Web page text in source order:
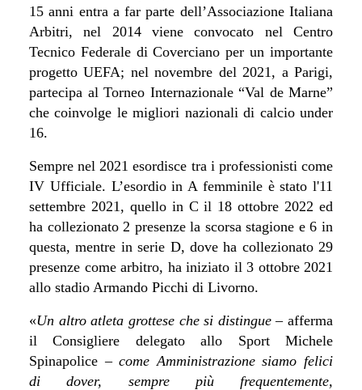
15 anni entra a far parte dell’Associazione Italiana
Arbitri, nel 2014 viene convocato nel Centro
Tecnico Federale di Coverciano per un importante
progetto UEFA; nel novembre del 2021, a Parigi,
partecipa al Torneo Internazionale “Val de Marne”
che coinvolge le migliori nazionali di calcio under
16.
Sempre nel 2021 esordisce tra i professionisti come
IV Ufficiale. L’esordio in A femminile è stato l'11
settembre 2021, quello in C il 18 ottobre 2022 ed
ha collezionato 2 presenze la scorsa stagione e 6 in
questa, mentre in serie D, dove ha collezionato 29
presenze come arbitro, ha iniziato il 3 ottobre 2021
allo stadio Armando Picchi di Livorno.
«Un altro atleta grottese che si distingue – afferma
il Consigliere delegato allo Sport Michele
Spinapolice – come Amministrazione siamo felici
di dover, sempre più frequentemente,